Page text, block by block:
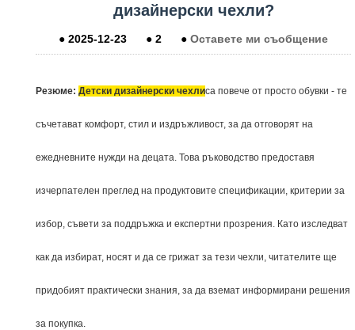
дизайнерски чехли?
● 2025-12-23 ● 2 ● Оставете ми съобщение
Резюме: Детски дизайнерски чехлиса повече от просто обувки - те
съчетават комфорт, стил и издръжливост, за да отговорят на
ежедневните нужди на децата. Това ръководство предоставя
изчерпателен преглед на продуктовите спецификации, критерии за
избор, съвети за поддръжка и експертни прозрения. Като изследват
как да избират, носят и да се грижат за тези чехли, читателите ще
придобият практически знания, за да вземат информирани решения
за покупка.